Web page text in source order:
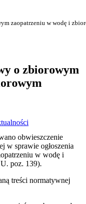
zaopatrzeniu w wodę i
o zbiorowym
obwieszczenie
w sprawie ogłoszenia
w wodę i
poz. 139).
treści normatywnej